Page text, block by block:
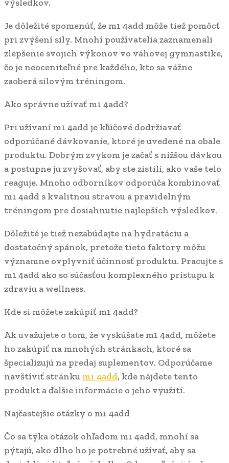
výsledkov.
Je dôležité spomenúť, že m1 4add môže tiež pomôcť
pri zvýšení sily. Mnohí používatelia zaznamenali
zlepšenie svojich výkonov vo váhovej gymnastike,
čo je neoceniteľné pre každého, kto sa vážne
zaoberá silovým tréningom.
Ako správne užívať m1 4add?
Pri užívaní m1 4add je kľúčové dodržiavať
odporúčané dávkovanie, ktoré je uvedené na obale
produktu. Dobrým zvykom je začať s nižšou dávkou
a postupne ju zvyšovať, aby ste zistili, ako vaše telo
reaguje. Mnoho odborníkov odporúča kombinovať
m1 4add s kvalitnou stravou a pravidelným
tréningom pre dosiahnutie najlepších výsledkov.
Dôležité je tiež nezabúdajte na hydratáciu a
dostatočný spánok, pretože tieto faktory môžu
významne ovplyvniť účinnosť produktu. Pracujte s
m1 4add ako so súčasťou komplexného prístupu k
zdraviu a wellness.
Kde si môžete zakúpiť m1 4add?
Ak uvažujete o tom, že vyskúšate m1 4add, môžete
ho zakúpiť na mnohých stránkach, ktoré sa
špecializujú na predaj suplementov. Odporúčame
navštíviť stránku m1 4add, kde nájdete tento
produkt a ďalšie informácie o jeho využití.
Najčastejšie otázky o m1 4add
Čo sa týka otázok ohľadom m1 4add, mnohí sa
pýtajú, ako dlho ho je potrebné užívať, aby sa